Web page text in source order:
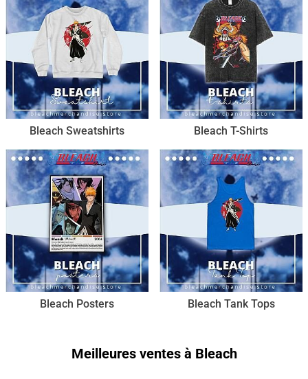
Bleach Sweatshirts Bleach T-Shirts
Bleach Posters Bleach Tank Tops
Meilleures ventes à Bleach